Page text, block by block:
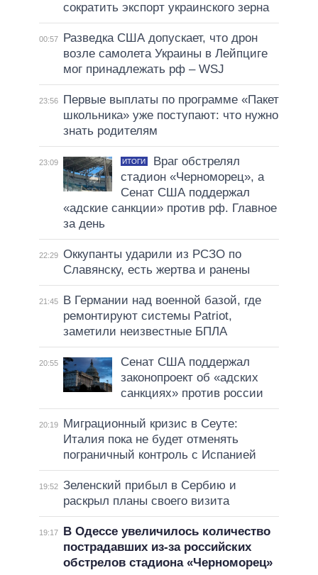
сократить экспорт украинского зерна
00:57
Разведка США допускает, что дрон
возле самолета Украины в Лейпциге
мог принадлежать рф – WSJ
23:56
Первые выплаты по программе «Пакет
школьника» уже поступают: что нужно
знать родителям
23:09 ИТОГИ
Враг обстрелял
стадион «Черноморец», а
Сенат США поддержал
«адские санкции» против рф. Главное
за день
22:29 Оккупанты ударили из РСЗО по
Славянску, есть жертва и ранены
21:45
В Германии над военной базой, где
ремонтируют системы Patriot,
заметили неизвестные БПЛА
20:55
Сенат США поддержал
законопроект об «адских
санкциях» против россии
20:19
Миграционный кризис в Сеуте:
Италия пока не будет отменять
пограничный контроль с Испанией
19:52 Зеленский прибыл в Сербию и
раскрыл планы своего визита
19:17
В Одессе увеличилось количество
пострадавших из-за российских
обстрелов стадиона «Черноморец»